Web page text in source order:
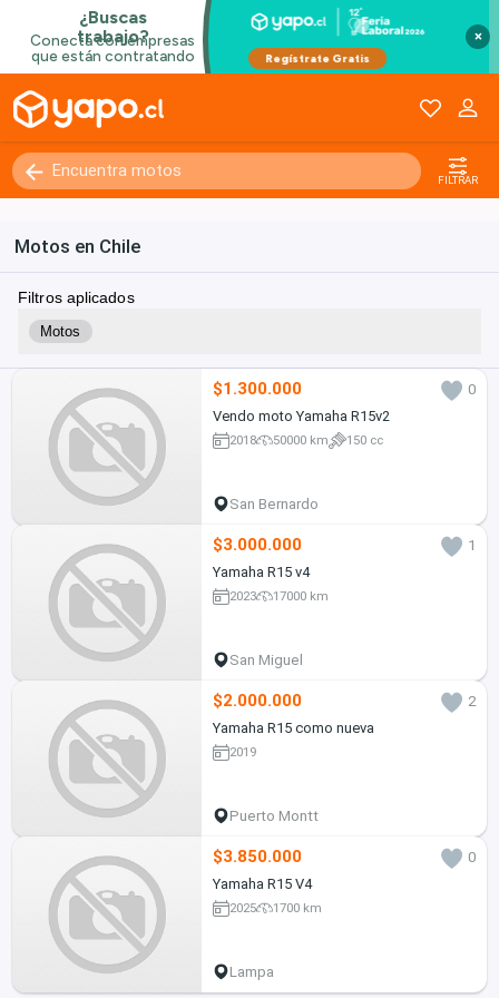
×
FILTRAR
Motos en Chile
Filtros aplicados
Motos
$1.300.000
0
Vendo moto Yamaha R15v2
2018 50000 km 150 cc
San Bernardo
$3.000.000
1
Yamaha R15 v4
2023 17000 km
San Miguel
$2.000.000
2
Yamaha R15 como nueva
2019
Puerto Montt
$3.850.000
0
Yamaha R15 V4
2025 1700 km
Lampa